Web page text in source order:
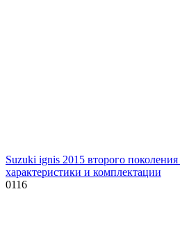
Suzuki ignis 2015 второго
характеристики и комплектации
0116